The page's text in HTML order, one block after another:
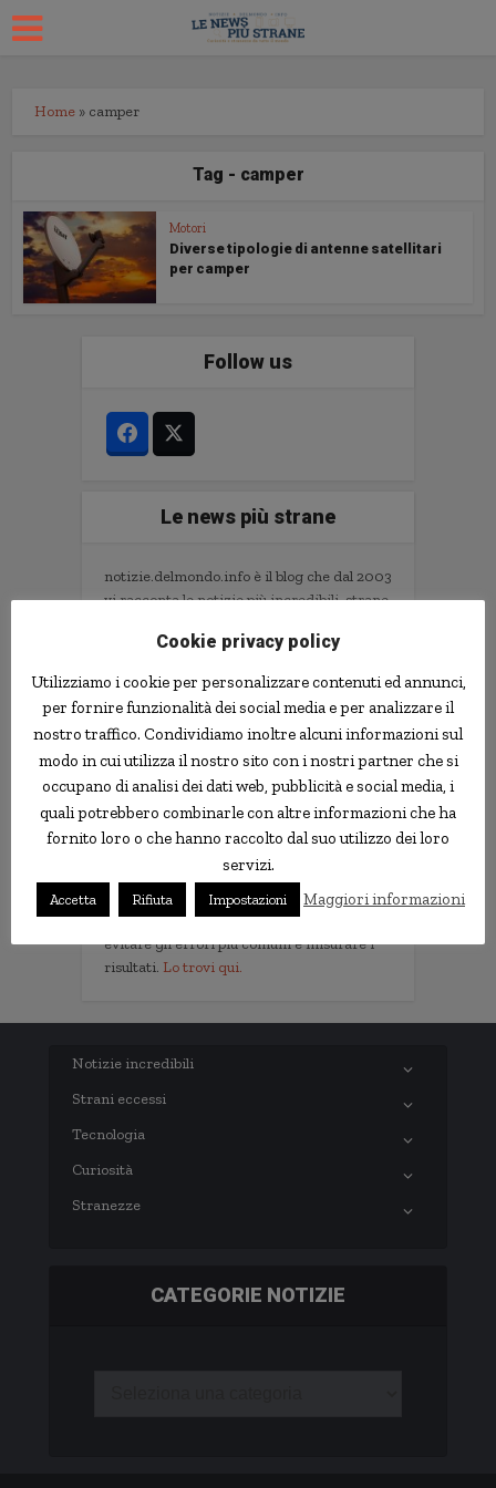
Home » camper
Tag - camper
Motori
Diverse tipologie di antenne satellitari
per camper
Follow us
Le news più strane
notizie.delmondo.info è il blog che dal 2003
vi racconta le notizie più incredibili, strane,
ladri imbranati, prodotti assurdi, ricerche
Informativa Privacy
Contatti
Implementare l'AI nella tua impresa senza
metodo e gli strumenti.
Non servono competenze tecniche. Serve
un metodo per scegliere i progetti giusti,
evitare gli errori più comuni e misurare i
risultati. Lo trovi qui.
Notizie incredibili
Strani eccessi
Tecnologia
Curiosità
Stranezze
CATEGORIE NOTIZIE
Cookie privacy policy
Utilizziamo i cookie per personalizzare contenuti ed annunci,
per fornire funzionalità dei social media e per analizzare il
nostro traffico. Condividiamo inoltre alcuni informazioni sul
modo in cui utilizza il nostro sito con i nostri partner che si
occupano di analisi dei dati web, pubblicità e social media, i
quali potrebbero combinarle con altre informazioni che ha
fornito loro o che hanno raccolto dal suo utilizzo dei loro
servizi.
Accetta Rifiuta Impostazioni Maggiori informazioni